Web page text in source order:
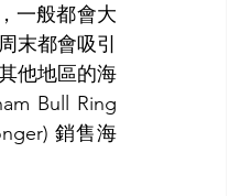
一般都會大
末都會吸引
他地區的海
Bull Ring
銷售海